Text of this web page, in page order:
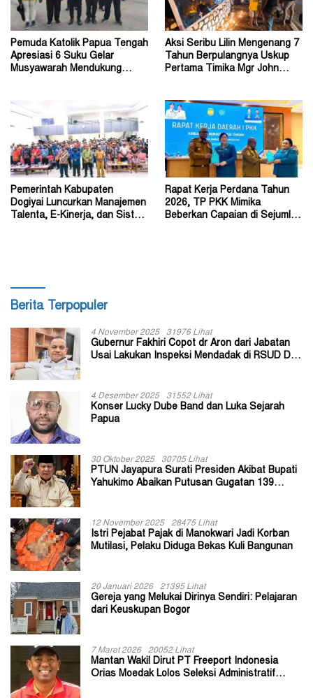
Pemuda Katolik Papua Tengah
Apresiasi 6 Suku Gelar
Musyawarah Mendukung
Aksi Seribu Lilin Mengenang 7
Tahun Berpulangnya Uskup
Pertama Timika Mgr John
Pemerintah Kabupaten
Dogiyai Luncurkan Manajemen
Talenta, E-Kinerja, dan Sistem
Rapat Kerja Perdana Tahun
2026, TP PKK Mimika
Beberkan Capaian di Sejumlah
Berita Terpopuler
4 November 2025 31976 Lihat
Gubernur Fakhiri Copot dr Aron dari Jabatan
Usai Lakukan Inspeksi Mendadak di RSUD Dok
4 Desember 2025 31552 Lihat
Konser Lucky Dube Band dan Luka Sejarah
Papua
30 Oktober 2025 30705 Lihat
PTUN Jayapura Surati Presiden Akibat Bupati
Yahukimo Abaikan Putusan Gugatan 139
12 November 2025 28475 Lihat
Istri Pejabat Pajak di Manokwari Jadi Korban
Mutilasi, Pelaku Diduga Bekas Kuli Bangunan
20 Januari 2026 21395 Lihat
Gereja yang Melukai Dirinya Sendiri: Pelajaran
dari Keuskupan Bogor
7 Maret 2026 20052 Lihat
Mantan Wakil Dirut PT Freeport Indonesia
Orias Moedak Lolos Seleksi Administratif